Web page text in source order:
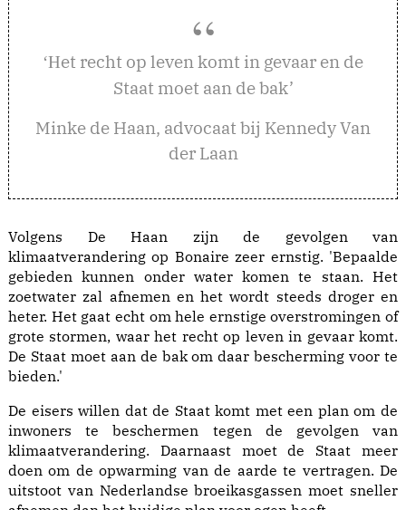
‘Het recht op leven komt in gevaar en de
Staat moet aan de bak’
Minke de Haan, advocaat bij Kennedy Van
der Laan
Volgens De Haan zijn de gevolgen van
klimaatverandering op Bonaire zeer ernstig. 'Bepaalde
gebieden kunnen onder water komen te staan. Het
zoetwater zal afnemen en het wordt steeds droger en
heter. Het gaat echt om hele ernstige overstromingen of
grote stormen, waar het recht op leven in gevaar komt.
De Staat moet aan de bak om daar bescherming voor te
bieden.'
De eisers willen dat de Staat komt met een plan om de
inwoners te beschermen tegen de gevolgen van
klimaatverandering. Daarnaast moet de Staat meer
doen om de opwarming van de aarde te vertragen. De
uitstoot van Nederlandse broeikasgassen moet sneller